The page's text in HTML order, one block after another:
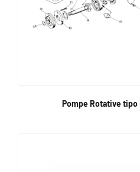
Pompe Rotative tipo